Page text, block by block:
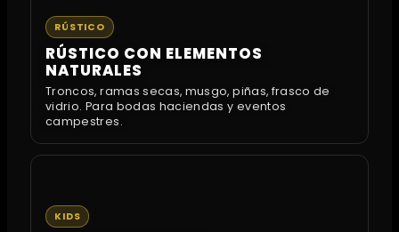
RÚSTICO
RÚSTICO CON ELEMENTOS
NATURALES
Troncos, ramas secas, musgo, piñas, frasco de
vidrio. Para bodas haciendas y eventos
campestres.
KIDS